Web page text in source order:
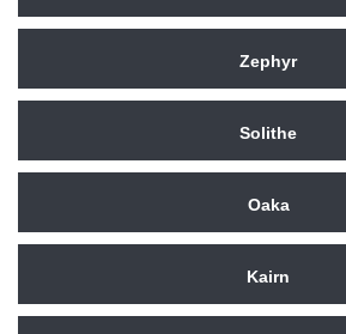
Zephyr
Solithe
Oaka
Kairn